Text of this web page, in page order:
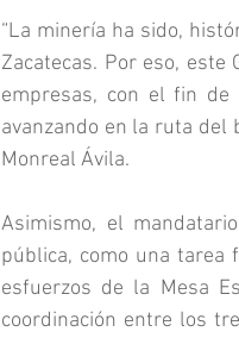
“La minería ha sido,
Zacatecas. Por eso,
empresas, con el fin
avanzando en la ruta del
Monreal Ávila.
Asimismo, el
pública, como una tarea
esfuerzos de la Mesa
coordinación entre los